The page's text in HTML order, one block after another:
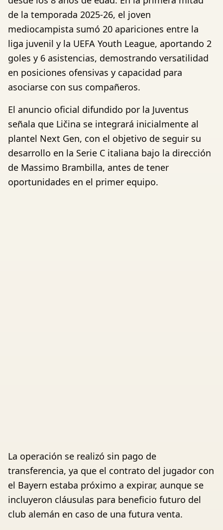
de la temporada 2025-26, el joven
mediocampista sumó 20 apariciones entre la
liga juvenil y la UEFA Youth League, aportando 2
goles y 6 asistencias, demostrando versatilidad
en posiciones ofensivas y capacidad para
asociarse con sus compañeros.
El anuncio oficial difundido por la Juventus
señala que Ličina se integrará inicialmente al
plantel Next Gen, con el objetivo de seguir su
desarrollo en la Serie C italiana bajo la dirección
de Massimo Brambilla, antes de tener
oportunidades en el primer equipo.
La operación se realizó sin pago de
transferencia, ya que el contrato del jugador con
el Bayern estaba próximo a expirar, aunque se
incluyeron cláusulas para beneficio futuro del
club alemán en caso de una futura venta.